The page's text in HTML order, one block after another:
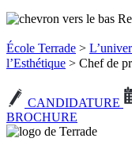
École Terrade >
l’Esthétique > Chef de
CANDIDATURE
BROCHURE